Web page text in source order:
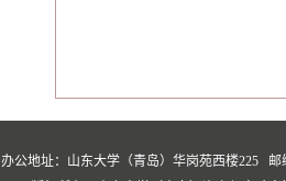
办公地址：山东大学（青岛）华岗苑西楼225 邮